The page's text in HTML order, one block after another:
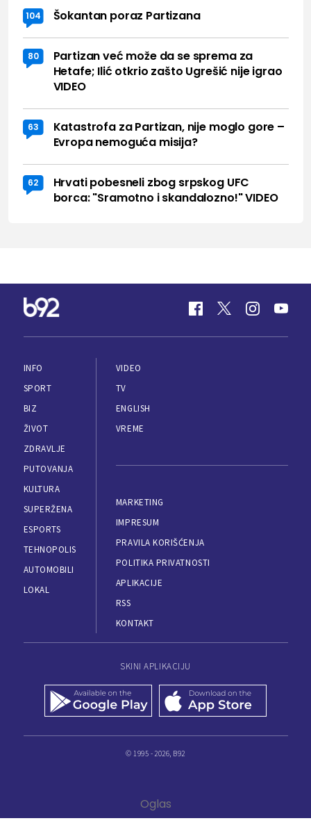
104 Šokantan poraz Partizana
80
Partizan već može da se sprema za
Hetafe; Ilić otkrio zašto Ugrešić nije igrao
VIDEO
63
Katastrofa za Partizan, nije moglo gore –
Evropa nemoguća misija?
62
Hrvati pobesneli zbog srpskog UFC
borca: "Sramotno i skandalozno!" VIDEO
INFO
SPORT
BIZ
ŽIVOT
ZDRAVLJE
PUTOVANJA
KULTURA
SUPERŽENA
ESPORTS
TEHNOPOLIS
AUTOMOBILI
LOKAL
VIDEO
TV
ENGLISH
VREME
MARKETING
IMPRESUM
PRAVILA KORIŠĆENJA
POLITIKA PRIVATNOSTI
APLIKACIJE
RSS
KONTAKT
SKINI APLIKACIJU
© 1995 - 2026, B92